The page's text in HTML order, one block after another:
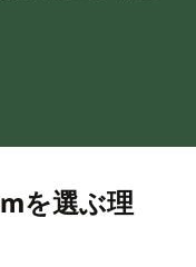
を選ぶ理